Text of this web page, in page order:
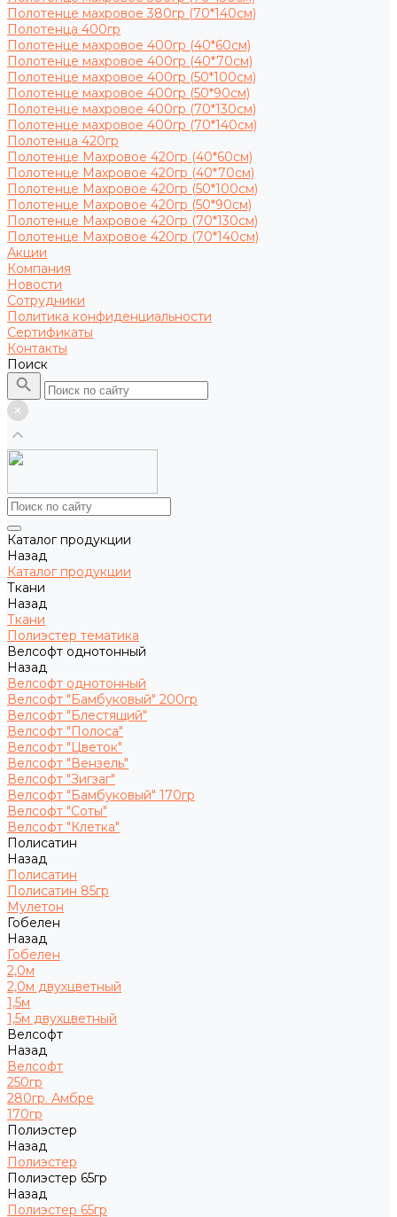
Полотенце махровое 380гр (70*140см)
Полотенца 400гр
Полотенце махровое 400гр (40*60см)
Полотенце махровое 400гр (40*70см)
Полотенце махровое 400гр (50*100см)
Полотенце махровое 400гр (50*90см)
Полотенце махровое 400гр (70*130см)
Полотенце махровое 400гр (70*140см)
Полотенца 420гр
Полотенце Махровое 420гр (40*60см)
Полотенце Махровое 420гр (40*70см)
Полотенце Махровое 420гр (50*100см)
Полотенце Махровое 420гр (50*90см)
Полотенце Махровое 420гр (70*130см)
Полотенце Махровое 420гр (70*140см)
Акции
Компания
Новости
Сотрудники
Политика конфиденциальности
Сертификаты
Контакты
Поиск
Каталог продукции
Назад
Каталог продукции
Ткани
Назад
Ткани
Полиэстер тематика
Велсофт однотонный
Назад
Велсофт однотонный
Велсофт "Бамбуковый" 200гр
Велсофт "Блестящий"
Велсофт "Полоса"
Велсофт "Цветок"
Велсофт "Вензель"
Велсофт "Зигзаг"
Велсофт "Бамбуковый" 170гр
Велсофт "Соты"
Велсофт "Клетка"
Полисатин
Назад
Полисатин
Полисатин 85гр
Мулетон
Гобелен
Назад
Гобелен
2,0м
2,0м двухцветный
1,5м
1,5м двухцветный
Велсофт
Назад
Велсофт
250гр
280гр. Амбре
170гр
Полиэстер
Назад
Полиэстер
Полиэстер 65гр
Назад
Полиэстер 65гр